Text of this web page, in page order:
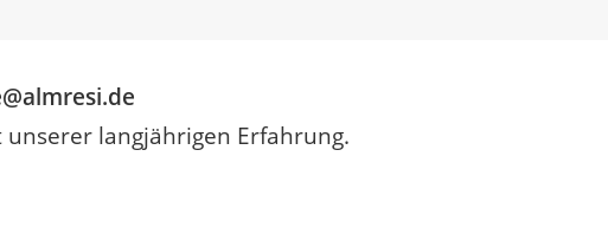
langjährigen Erfahrung.